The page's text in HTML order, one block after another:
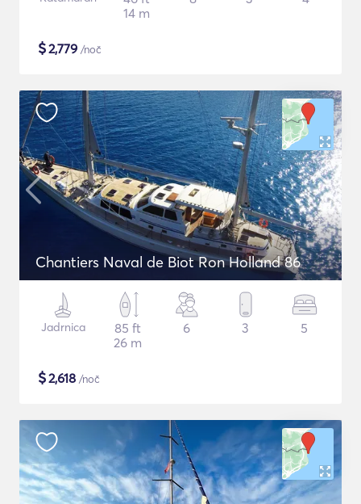
14 m
$2,779 /noč
Chantiers Naval de Biot Ron Holland 86
Jadrnica
85 ft
26 m
6 3 5
$2,618 /noč